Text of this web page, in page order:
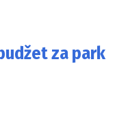
za park